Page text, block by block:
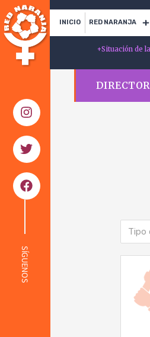
INICIO RED NARANJA
+Situación de
SÍGUENOS
Tipo